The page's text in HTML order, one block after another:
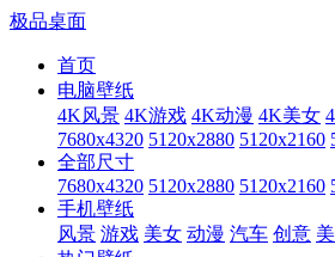
极品桌面
首页
电脑壁纸
4K风景 4K游戏 4K动漫 4K美女
7680x4320 5120x2880 5120x2160
全部尺寸
7680x4320 5120x2880 5120x2160
手机壁纸
风景 游戏 美女 动漫 汽车 创意